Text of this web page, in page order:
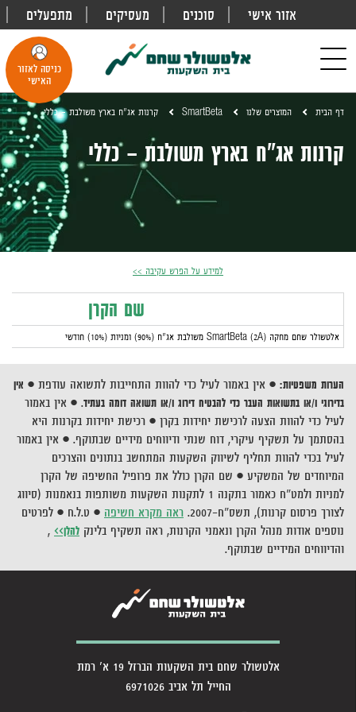
אזור אישי סוכנים מעסיקים מתפעלים
navigation
כניסה לאזור
האישי
קרנות אג"ח בארץ משולבת - כללי
דף הבית המוצרים שלנו SmartBeta קרנות אג"ח בארץ משולבת - כללי
למידע על הפרש עקיבה >>
שם הקרן
אלטשולר שחם מחקה (2A) SmartBeta משולבת אג"ח (90%) ומניות (10%) חודשי
הערות משפטיות: • אין באמור לעיל כדי להוות התחייבות לתשואה עודפת • אין
בדירוגי ו/או בתשואות העבר כדי להבטיח דירוג ו/או תשואה דומה בעתיד. • אין באמור
לעיל כדי להוות הצעה לרכישת יחידות בקרן • רכישת יחידות בקרנות היא
בהסתמך על תשקיף עיקרי, דוח שנתי ודיווחים מידיים שבתוקף. • אין באמור
לעיל בכדי להוות תחליף לשיווק השקעות המתחשב בנתונים והצרכים
המיוחדים של המשקיע • שם הקרן כולל את פרופיל החשיפה של הקרן
למניות ולמט"ח כאמור בתקנה 1 לתקנות השקעות משותפות בנאמנות (סיווג
לצורך פרסום קרנות), תשס"ח-2007.
ראה מקרא חשיפה • ט.ל.ח • לפרטים
נוספים אודות מנהל הקרן ונאמני הקרנות, ראה תשקיף בלינק להלן>> ,
והדיווחים המידיים שבתוקף.
אלטשולר שחם בית השקעות הברזל 19 א' רמת
החייל תל אביב 6971026